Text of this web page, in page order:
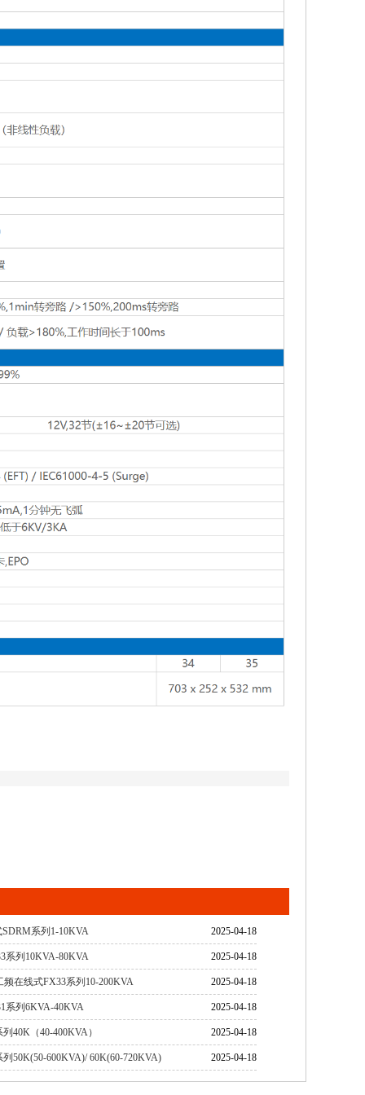
2025-04-18
系列1-10KVA
2025-04-18
系列10KVA-80KVA
2025-04-18
频在线式FX33系列10-200KVA
2025-04-18
系列6KVA-40KVA
2025-04-18
40K（40-400KVA）
2025-04-18
50K(50-600KVA)/ 60K(60-720KVA)